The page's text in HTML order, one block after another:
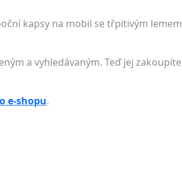
kapsy na mobil se třpitivým lemem
a vyhledávaným. Teď jej zakoupíte
e-shopu.